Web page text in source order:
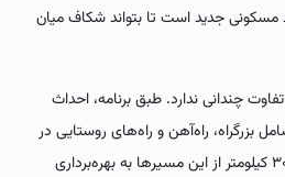
جدید است تا بتواند شکاف میان
چندانی ندارد. طبق برنامه، احداث
شامل بزرگراه، راه‌آهن و راه‌های روستایی در
دستور کار قرار داشت، اما تنها ۳۰۰ کیلومتر از این مسیرها به بهره‌برداری